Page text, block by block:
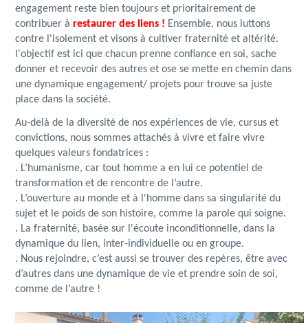
engagement reste bien toujours et prioritairement de
contribuer à restaurer des liens ! Ensemble, nous luttons
contre l'isolement et visons à cultiver fraternité et altérité.
l'objectif est ici que chacun prenne confiance en soi, sache
donner et recevoir des autres et ose se mette en chemin dans
une dynamique engagement/ projets pour trouve sa juste
place dans la société.
Au-delà de la diversité de nos expériences de vie, cursus et
convictions, nous sommes attachés à vivre et faire vivre
quelques valeurs fondatrices :
. L’humanisme, car tout homme a en lui ce potentiel de
transformation et de rencontre de l’autre.
. L’ouverture au monde et à l'homme dans sa singularité du
sujet et le poids de son histoire, comme la parole qui soigne.
. La fraternité, basée sur l'écoute inconditionnelle, dans la
dynamique du lien, inter-individuelle ou en groupe.
. Nous rejoindre, c’est aussi se trouver des repères, être avec
d’autres dans une dynamique de vie et prendre soin de soi,
comme de l’autre !